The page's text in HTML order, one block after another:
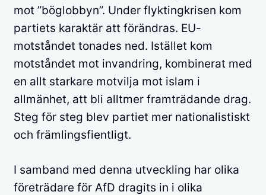
mot ”böglobbyn”. Under flyktingkrisen kom
partiets karaktär att förändras. EU-
motståndet tonades ned. Istället kom
motståndet mot invandring, kombinerat med
en allt starkare motvilja mot islam i
allmänhet, att bli alltmer framträdande drag.
Steg för steg blev partiet mer nationalistiskt
och främlingsfientligt.
I samband med denna utveckling har olika
företrädare för AfD dragits in i olika